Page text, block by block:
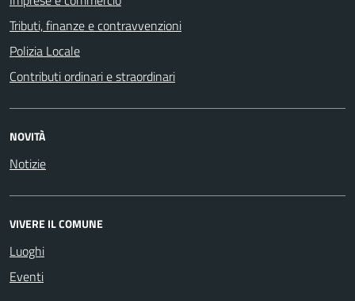
Tributi, finanze e contravvenzioni
Polizia Locale
Contributi ordinari e straordinari
NOVITÀ
Notizie
VIVERE IL COMUNE
Luoghi
Eventi